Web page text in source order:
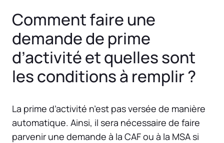
Comment faire une
demande de prime
d’activité et quelles sont
les conditions à remplir ?
La prime d’activité n’est pas versée de manière
automatique. Ainsi, il sera nécessaire de faire
parvenir une demande à la CAF ou à la MSA si